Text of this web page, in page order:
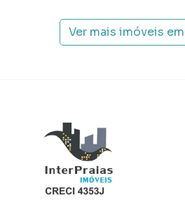
Imóveis é uma imobiliária digital
cidades do Brasil, incluindo
temos uma equipe de marketing
campanhas específicas para
muito o número de contatos
consequência uma maior chance
imóvel mais rápido. Contamos
Ver mais imóveis em